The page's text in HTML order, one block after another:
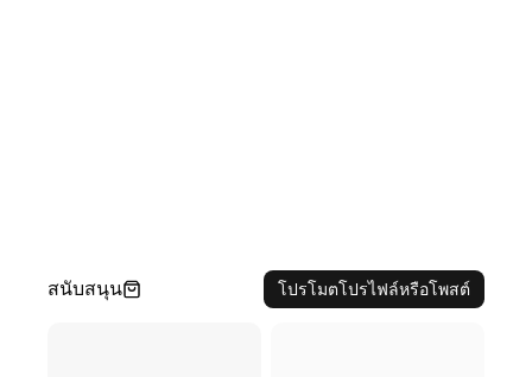
สนับสนุน โปรโมตโปรไฟล์หรือโพสต์